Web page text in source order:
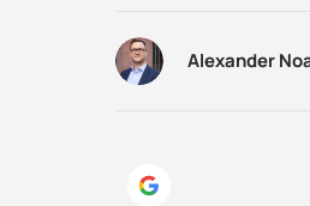
Alexander